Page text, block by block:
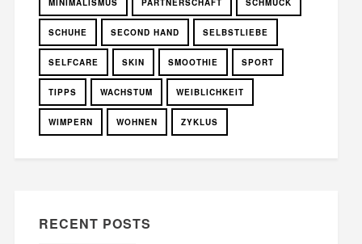
MINIMALISMUS PARTNERSCHAFT SCHMUCK
SCHUHE SECOND HAND SELBSTLIEBE
SELFCARE SKIN SMOOTHIE SPORT
TIPPS WACHSTUM WEIBLICHKEIT
WIMPERN WOHNEN ZYKLUS
RECENT POSTS